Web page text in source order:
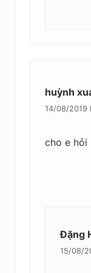
huỳnh
14/08/2019
cho e hỏi
Đặng
15/08/